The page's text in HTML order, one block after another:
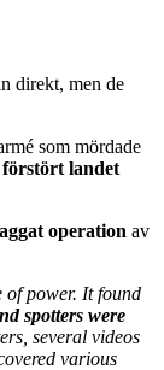
direkt, men de
som mördade
landet
operation av
of power. It found
spotters were
several videos
various